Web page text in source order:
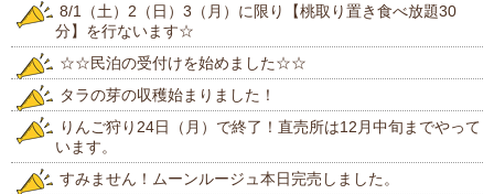
8/1（土）2（日）3（月）に限り【桃取り置き食べ放題30
分】を行ないます☆
☆☆民泊の受付けを始めました☆☆
タラの芽の収穫始まりました！
りんご狩り24日（月）で終了！直売所は12月中旬までやって
います。
すみません！ムーンルージュ本日完売しました。